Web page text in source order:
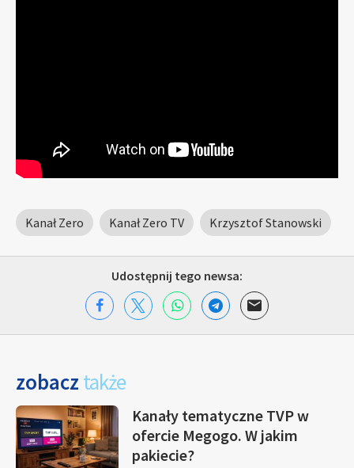
Kanał Zero Kanał Zero TV Krzysztof Stanowski
Udostępnij tego newsa:
zobacz także
Kanały tematyczne TVP w
ofercie Megogo. W jakim
pakiecie?